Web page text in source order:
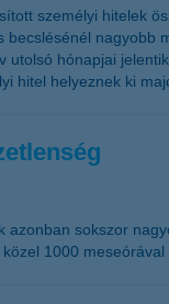
személyi hitelek
hónapjai
hitel helyeznek ki
sokszor
1000